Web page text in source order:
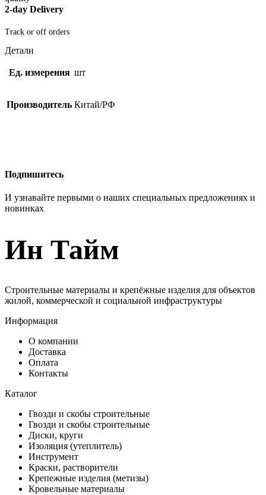
2-day Delivery
Track or off orders
Детали
Ед. измерения шт
Производитель Китай/РФ
Подпишитесь
И узнавайте первыми о наших специальных предложениях и
новинках
Ин Тайм
Строительные материалы и крепёжные изделия для объектов
жилой, коммерческой и социальной инфраструктуры
Информация
О компании
Доставка
Оплата
Контакты
Каталог
Гвозди и скобы строительные
Гвозди и скобы строительные
Диски, круги
Изоляция (утеплитель)
Инструмент
Краски, растворители
Крепежные изделия (метизы)
Кровельные материалы